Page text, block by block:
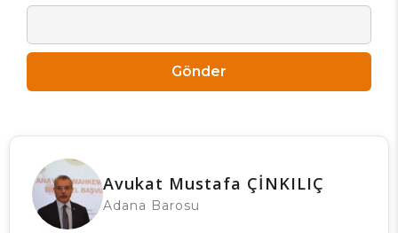
Gönder
Avukat Mustafa ÇİNKILIÇ
Adana Barosu